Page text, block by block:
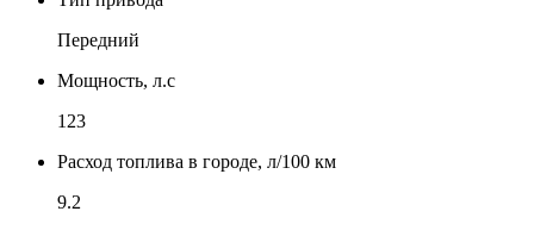
Передний
Мощность, л.с
123
Расход топлива в городе, л/100 км
9.2